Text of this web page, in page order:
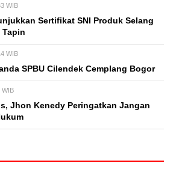
WIB
Sertifikat SNI Produk Selang
Tapin
WIB
SPBU Cilendek Cemplang Bogor
WIB
Jhon Kenedy Peringatkan Jangan